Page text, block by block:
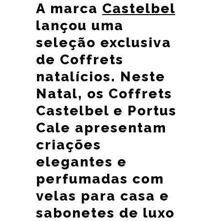
A marca Castelbel
lançou uma
seleção exclusiva
de Coffrets
natalícios. Neste
Natal, os Coffrets
Castelbel e Portus
Cale apresentam
criações
elegantes e
perfumadas com
velas para casa e
sabonetes de luxo